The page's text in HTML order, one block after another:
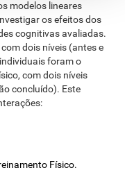
modelos lineares
os efeitos dos
cognitivas avaliadas.
dois níveis (antes e
foram o
com dois níveis
concluído). Este
Físico.